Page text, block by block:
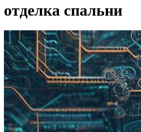
отделка спальни